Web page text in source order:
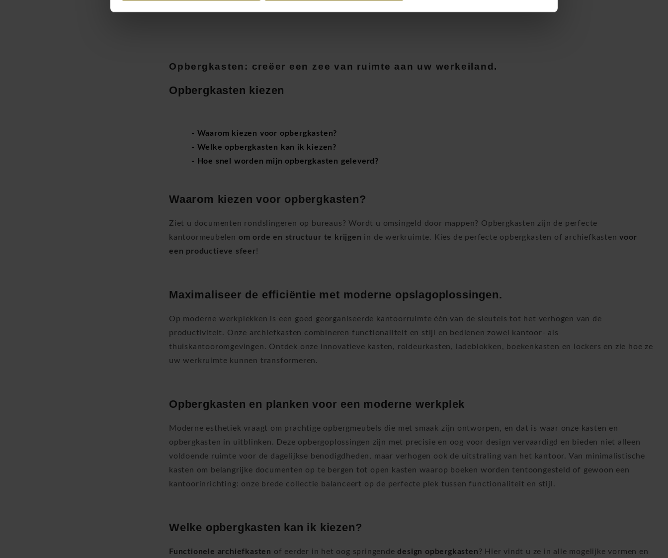
Opbergkasten: creëer een zee van ruimte aan uw werkeiland.
Opbergkasten kiezen
- Waarom kiezen voor opbergkasten?
- Welke opbergkasten kan ik kiezen?
- Hoe snel worden mijn opbergkasten geleverd?
Waarom kiezen voor opbergkasten?
Ziet u documenten rondslingeren op bureaus? Wordt u omsingeld door mappen? Opbergkasten zijn de perfecte
kantoormeubelen om orde en structuur te krijgen in de werkruimte. Kies de perfecte opbergkasten of archiefkastenvoor
een productieve sfeer!
Maximaliseer de efficiëntie met moderne opslagoplossingen.
Op moderne werkplekken is een goed georganiseerde kantoorruimte één van de sleutels tot het verhogen van de
productiviteit. Onze archiefkasten combineren functionaliteit en stijl en bedienen zowel kantoor- als
thuiskantooromgevingen. Ontdek onze innovatieve kasten, roldeurkasten, ladeblokken, boekenkasten en lockers en zie hoe ze
uw werkruimte kunnen transformeren.
Opbergkasten en planken voor een moderne werkplek
Moderne esthetiek vraagt ​​om prachtige opbergmeubels die met smaak zijn ontworpen, en dat is waar onze kasten en
opbergkasten in uitblinken. Deze opbergoplossingen zijn met precisie en oog voor design vervaardigd en bieden niet alleen
voldoende ruimte voor de dagelijkse benodigdheden, maar verhogen ook de uitstraling van het kantoor. Van minimalistische
kasten om belangrijke documenten op te bergen tot open kasten waarop boeken worden tentoongesteld of gewoon een
kantoorinrichting: onze brede collectie balanceert op de perfecte plek tussen functionaliteit en stijl.
Welke opbergkasten kan ik kiezen?
Functionele archiefkasten of eerder in het oog springende design opbergkasten? Hier vindt u ze in alle mogelijke vormen en